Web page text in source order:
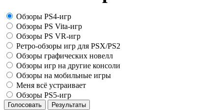
Обзоры PS4-игр
Обзоры PS Vita-игр
Обзоры PS VR-игр
Ретро-обзоры игр для PSX/PS2
Обзоры графических новелл
Обзоры игр на другие консоли
Обзоры на мобильные игры
Меня всё устраивает
Обзоры PS5-игр
Голосовать Результаты